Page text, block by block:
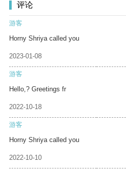
评论
游客
Horny Shriya called you
2023-01-08
游客
Hello,? Greetings fr
2022-10-18
游客
Horny Shriya called you
2022-10-10